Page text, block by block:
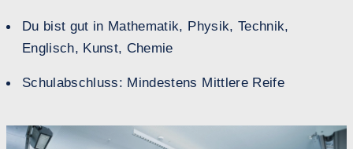
Du bist gut in Mathematik, Physik, Technik,
Englisch, Kunst, Chemie
Schulabschluss: Mindestens Mittlere Reife